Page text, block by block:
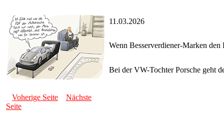
11.03.2026
Wenn Besserverdiener-Marken den
Bei der VW-Tochter Porsche geht
Voherige Seite
Nächste
Seite